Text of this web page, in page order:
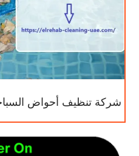
شركة تنظيف أحواض السباحة في